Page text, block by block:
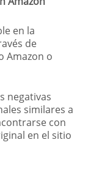
en la
de
Amazon o
negativas
similares a
con
en el sitio